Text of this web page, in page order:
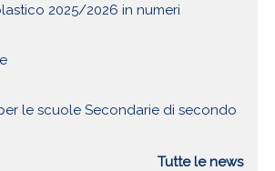
2025/2026 in numeri
le scuole Secondarie di secondo
Tutte le news